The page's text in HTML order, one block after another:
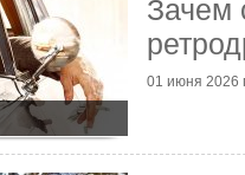
Зачем
01 июня 2026